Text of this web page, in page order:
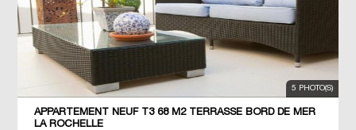
5 PHOTO(S)
APPARTEMENT NEUF T3 68 M2 TERRASSE BORD DE MER
LA ROCHELLE